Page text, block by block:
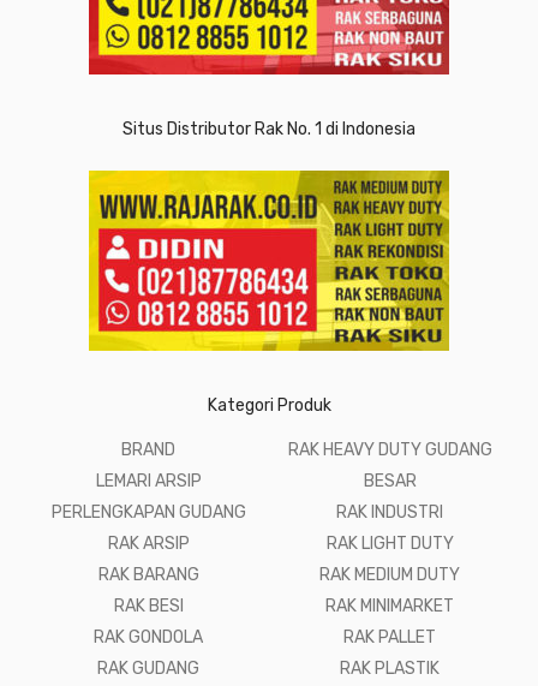
Situs Distributor Rak No. 1 di Indonesia
Kategori Produk
BRAND
LEMARI ARSIP
PERLENGKAPAN GUDANG
RAK ARSIP
RAK BARANG
RAK BESI
RAK GONDOLA
RAK GUDANG
RAK HEAVY DUTY GUDANG
BESAR
RAK INDUSTRI
RAK LIGHT DUTY
RAK MEDIUM DUTY
RAK MINIMARKET
RAK PALLET
RAK PLASTIK